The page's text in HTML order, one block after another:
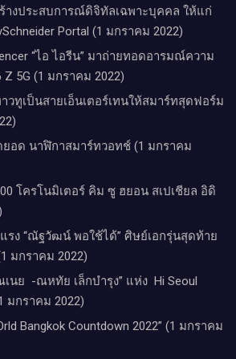
างประสบการณ์ดิจิทัลเฉพาะบุคคล ให้แก่
Portal (1 มกราคม 2022)
“ไอ ไอรีน” มาถ่ายทอดอารมณ์ความ
Z 5G (1 มกราคม 2022)
วทูเป็นสายเอ็นเตอร์เทนให้สมาร์ทสุดฟอร์ม
ยอด นาฬิกาสมาร์ทวอทช์ (1 มกราคม
โครโนมิเตอร์ คิม ซู ฮยอน สเปเชียล อิดิ
ง “ณัฐวัฒน์ พอใช้ได้” ศิษย์เอกรุ่นสุดท้าย
มกราคม 2022)
นย -ณหทัย เล็กบำรุง” แห่ง Hi Seoul
มกราคม 2022)
Bangkok Countdown 2022” (1 มกราคม